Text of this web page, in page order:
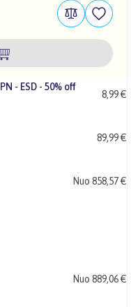
- ESD - 50% off
8,99 €
89,99 €
Nuo 858,57 €
Nuo 889,06 €